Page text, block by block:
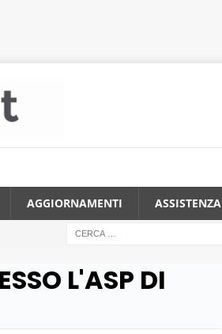
AGGIORNAMENTI ASSISTENZA
L'ASP DI